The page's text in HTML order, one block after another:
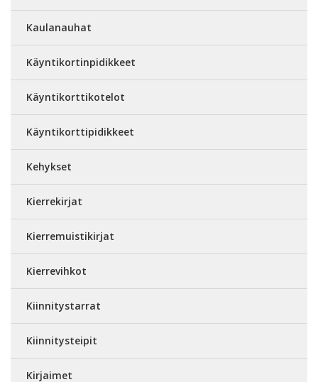
Kaulanauhat
Käyntikortinpidikkeet
Käyntikorttikotelot
Käyntikorttipidikkeet
Kehykset
Kierrekirjat
Kierremuistikirjat
Kierrevihkot
Kiinnitystarrat
Kiinnitysteipit
Kirjaimet